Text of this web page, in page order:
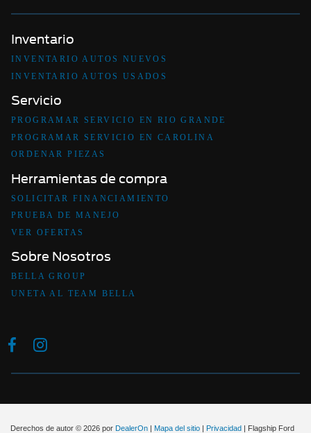
Inventario
INVENTARIO AUTOS NUEVOS
INVENTARIO AUTOS USADOS
Servicio
PROGRAMAR SERVICIO EN RIO GRANDE
PROGRAMAR SERVICIO EN CAROLINA
ORDENAR PIEZAS
Herramientas de compra
SOLICITAR FINANCIAMIENTO
PRUEBA DE MANEJO
VER OFERTAS
Sobre Nosotros
BELLA GROUP
UNETA AL TEAM BELLA
Derechos de autor © 2026 por DealerOn | Mapa del sitio | Privacidad | Flagship Ford